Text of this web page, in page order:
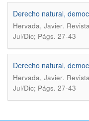
Derecho natural,
Hervada, Javier.
Jul/Dic; Págs. 27-43
Derecho natural,
Hervada, Javier.
Jul/Dic; Págs. 27-43